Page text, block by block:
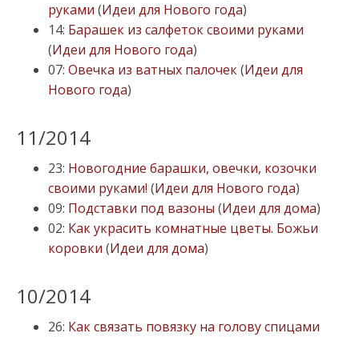
руками (Идеи для Нового года)
14: Барашек из салфеток своими руками
(Идеи для Нового года)
07: Овечка из ватных палочек(Идеи для
Нового года)
11/2014
23: Новогодние барашки, овечки, козочки
своими руками! (Идеи для Нового года)
09: Подставки под вазоны (Идеи для дома)
02: Как украсить комнатные цветы. Божьи
коровки (Идеи для дома)
10/2014
26: Как связать повязку на голову спицами